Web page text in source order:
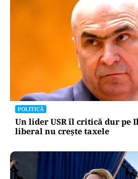
POLITICĂ
Un lider USR îl critică dur pe
liberal nu crește taxele